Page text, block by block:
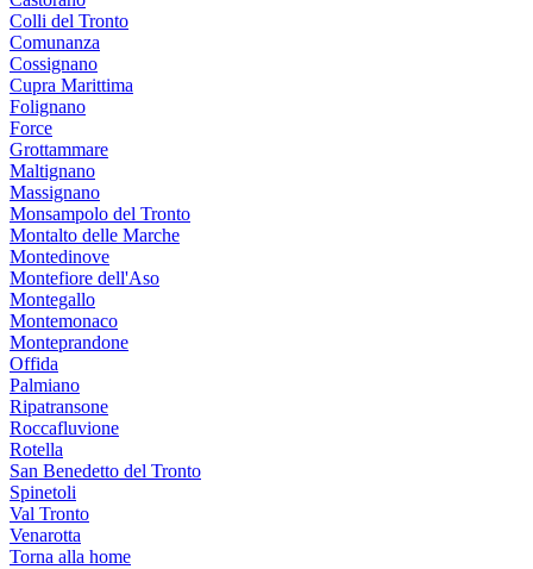
Colli del Tronto
Comunanza
Cossignano
Cupra Marittima
Folignano
Force
Grottammare
Maltignano
Massignano
Monsampolo del Tronto
Montalto delle Marche
Montedinove
Montefiore dell'Aso
Montegallo
Montemonaco
Monteprandone
Offida
Palmiano
Ripatransone
Roccafluvione
Rotella
San Benedetto del Tronto
Spinetoli
Val Tronto
Venarotta
Torna alla home